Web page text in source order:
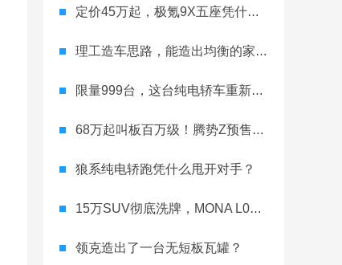
定价45万起，极氪9X五座凭什么领跑高端
理工造车思路，能造出均衡的家用轿跑吗
限量999台，这台纯电轿车重新定义运动家用
68万起叫板百万级！腾势Z预售开启
狼系纯电轿跑凭什么甩开对手？
15万SUV彻底洗牌，MONA L03直接降维打击
领克造出了一台无短板瓦罐？